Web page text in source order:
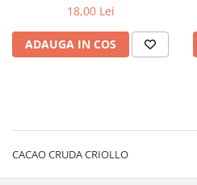
18,00 Lei
ADAUGA IN COS
CACAO CRUDA CRIOLLO